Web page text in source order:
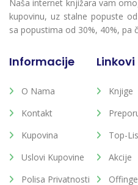
Naša internet knjižara vam
kupovinu, uz stalne popuste
sa popustima od 30%, 40%, pa
Informacije
O Nama
Kontakt
Kupovina
Uslovi Kupovine
Polisa Privatnosti
Linkovi
Knjige
Top-
Akcije